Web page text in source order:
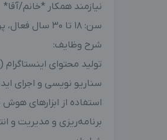
نیازمند همکار *خانم/آقا*
سن: 18 تا 30 سال فعال، پرانرژی، مسلط به/ ادیت ویدئو / ویدئوگرافی/ کار با هوش مصنوعی،
شرح وظایف:
تولید محتوای
سناریو نویسی و اجرای
استفاده از ابزارهای
برنامه‌ریزی و مدیریت و